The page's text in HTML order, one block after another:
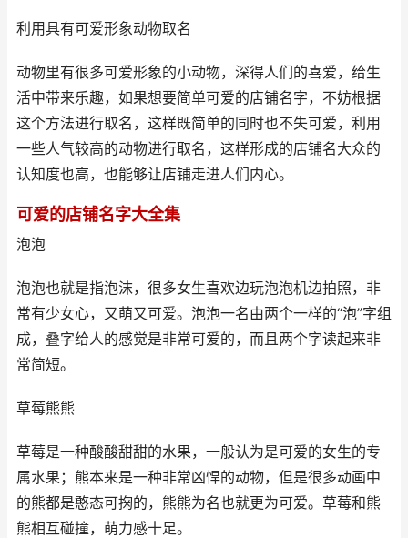
利用具有可爱形象动物取名
动物里有很多可爱形象的小动物，深得人们的喜爱，给生
活中带来乐趣，如果想要简单可爱的店铺名字，不妨根据
这个方法进行取名，这样既简单的同时也不失可爱，利用
一些人气较高的动物进行取名，这样形成的店铺名大众的
认知度也高，也能够让店铺走进人们内心。
可爱的店铺名字大全集
泡泡
泡泡也就是指泡沫，很多女生喜欢边玩泡泡机边拍照，非
常有少女心，又萌又可爱。泡泡一名由两个一样的“泡”字组
成，叠字给人的感觉是非常可爱的，而且两个字读起来非
常简短。
草莓熊熊
草莓是一种酸酸甜甜的水果，一般认为是可爱的女生的专
属水果；熊本来是一种非常凶悍的动物，但是很多动画中
的熊都是憨态可掬的，熊熊为名也就更为可爱。草莓和熊
熊相互碰撞，萌力感十足。